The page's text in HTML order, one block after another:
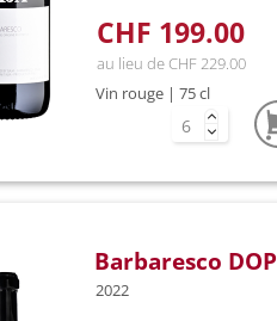
CHF 199.00
au lieu de CHF 229.00
Vin rouge | 75 cl
Barbaresco DOP
2022